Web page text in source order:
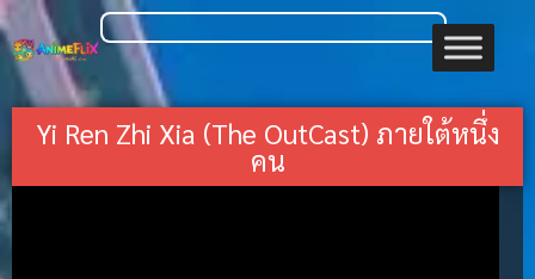
Yi Ren Zhi Xia (The OutCast) ภายใต้หนึ่ง
คน